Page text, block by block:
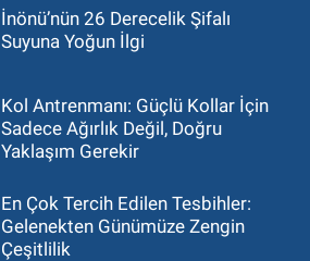
İnönü’nün 26 Derecelik Şifalı
Suyuna Yoğun İlgi
Kol Antrenmanı: Güçlü Kollar İçin
Sadece Ağırlık Değil, Doğru
Yaklaşım Gerekir
En Çok Tercih Edilen Tesbihler:
Gelenekten Günümüze Zengin
Çeşitlilik